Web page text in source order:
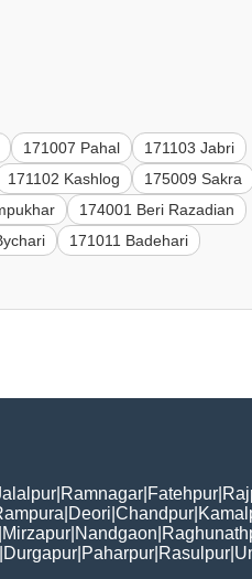
171007 Pahal
171103 Jabri
171102 Kashlog
175009 Sakra
174001 Beri Razadian
171011 Badehari
Ramnagar Fatehpur
Deori Chandpur
Mirzapur Nandgaon
Durgapur Paharpur Rasulpur